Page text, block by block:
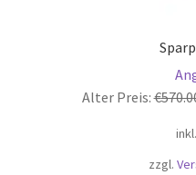
Alter Preis:€
zzgl.